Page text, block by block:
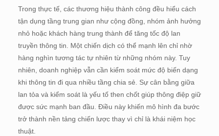
Trong thực tế, các thương hiệu thành công đều hiểu cách
tận dụng tầng trung gian như cộng đồng, nhóm ảnh hưởng
nhỏ hoặc khách hàng trung thành để tăng tốc độ lan
truyền thông tin. Một chiến dịch có thể mạnh lên chỉ nhờ
hàng nghìn tương tác tự nhiên từ những nhóm này. Tuy
nhiên, doanh nghiệp vẫn cần kiểm soát mức độ biến dạng
khi thông tin đi qua nhiều tầng chia sẻ. Sự cân bằng giữa
lan tỏa và kiểm soát là yếu tố then chốt giúp thông điệp giữ
được sức mạnh ban đầu. Điều này khiến mô hình đa bước
trở thành nền tảng chiến lược thay vì chỉ là khái niệm học
thuật.